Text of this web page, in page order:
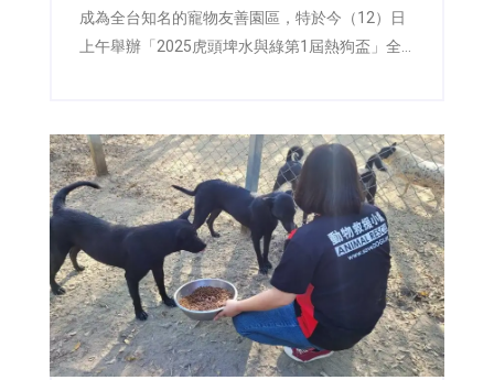
成為全台知名的寵物友善園區，特於今（12）日
上午舉辦「2025虎頭埤水與綠第1屆熱狗盃」全